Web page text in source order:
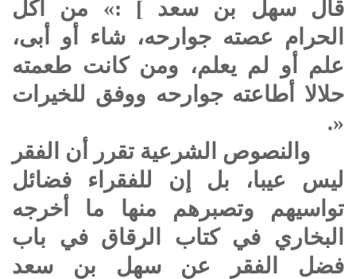
قال سهل بن سعد ] :» من أكل
الحرام عصته جوارحه، شاء أو أبى،
علم أو لم يعلم، ومن كانت طعمته
حلالا أطاعته جوارحه ووفق للخيرات
«.
والنصوص الشرعية تقرر أن الفقر
ليس عيبا، بل إن للفقراء فضائل
تواسيهم وتصبرهم منها ما أخرجه
البخاري في كتاب الرقاق في باب
فضل الفقر عن سهل بن سعد